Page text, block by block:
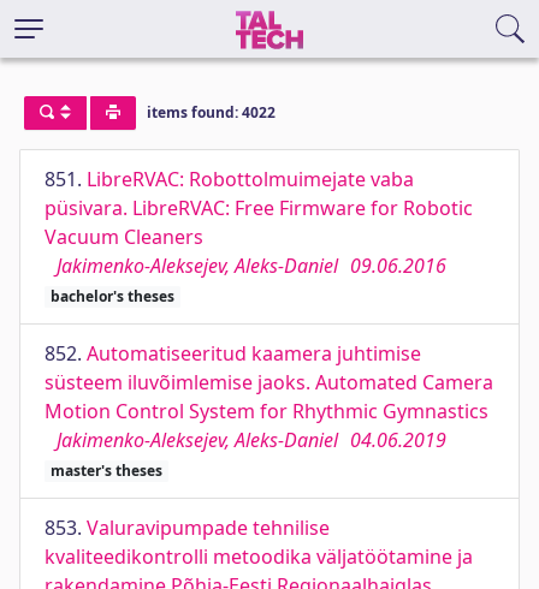
items found: 4022
851. LibreRVAC: Robottolmuimejate vaba
püsivara. LibreRVAC: Free Firmware for Robotic
Vacuum Cleaners
Jakimenko-Aleksejev, Aleks-Daniel 09.06.2016
bachelor's theses
852. Automatiseeritud kaamera juhtimise
süsteem iluvõimlemise jaoks. Automated Camera
Motion Control System for Rhythmic Gymnastics
Jakimenko-Aleksejev, Aleks-Daniel 04.06.2019
master's theses
853. Valuravipumpade tehnilise
kvaliteedikontrolli metoodika väljatöötamine ja